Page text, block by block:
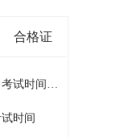
合格证
2024中级经济师考哪几科？考试时间是什么时候？
时间